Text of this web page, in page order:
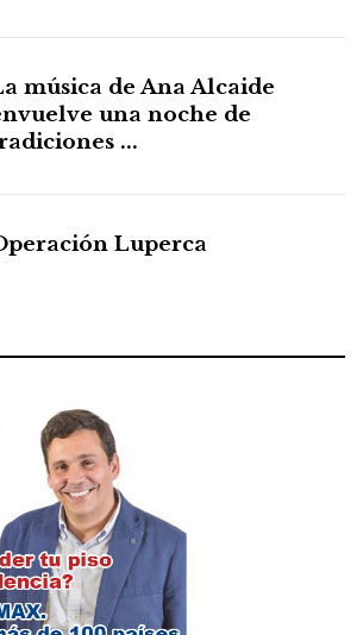
música de Ana Alcaide
una noche de
...
Luperca